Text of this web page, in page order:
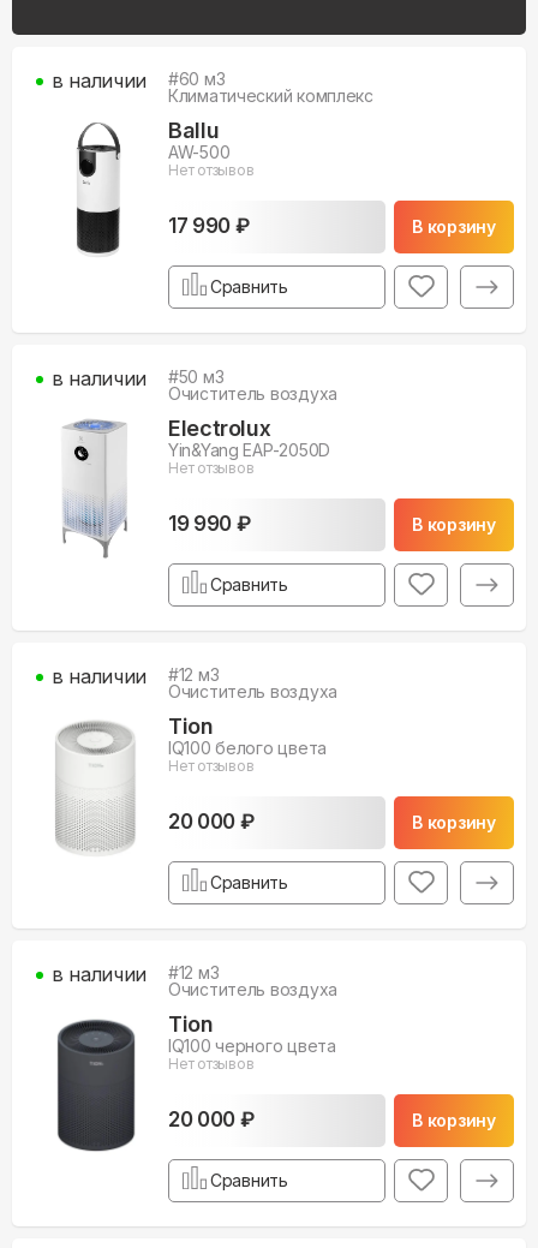
#60 м3
Климатический комплекс
Ballu
AW-500
Нет отзывов
17 990 ₽ В корзину
в наличии
Сравнить
#50 м3
Очиститель воздуха
Electrolux
Yin&Yang EAP-2050D
Нет отзывов
19 990 ₽ В корзину
в наличии
Сравнить
#12 м3
Очиститель воздуха
Tion
IQ100 белого цвета
Нет отзывов
20 000 ₽ В корзину
в наличии
Сравнить
#12 м3
Очиститель воздуха
Tion
IQ100 черного цвета
Нет отзывов
20 000 ₽ В корзину
в наличии
Сравнить